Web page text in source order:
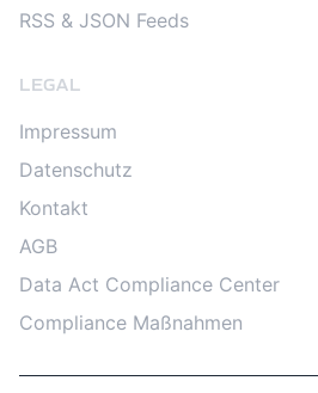
RSS & JSON Feeds
LEGAL
Impressum
Datenschutz
Kontakt
AGB
Data Act Compliance Center
Compliance Maßnahmen